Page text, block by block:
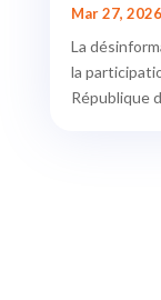
Mar 27, 2026
La
la
République